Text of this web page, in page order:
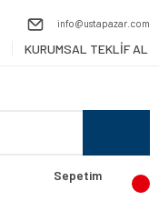
info@ustapazar.com
KURUMSAL TEKLİF AL
Sepetim